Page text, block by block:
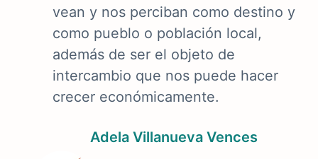
vean y nos perciban como destino y
como pueblo o población local,
además de ser el objeto de
intercambio que nos puede hacer
crecer económicamente.
Adela Villanueva Vences